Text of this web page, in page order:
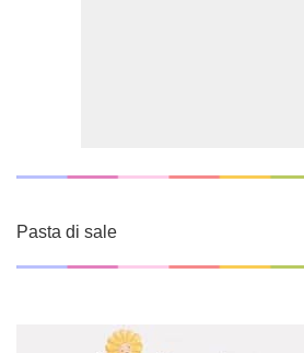
Pasta di sale